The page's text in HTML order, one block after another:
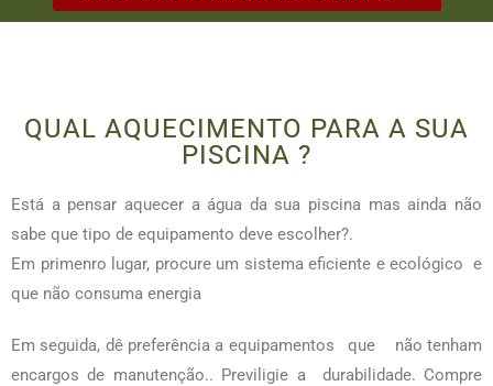
QUAL AQUECIMENTO PARA A SUA
PISCINA ?
Está a pensar aquecer a água da sua piscina mas ainda não
sabe que tipo de equipamento deve escolher?.
Em primenro lugar, procure um sistema eficiente e ecológico e
que não consuma energia
Em seguida, dê preferência a equipamentos que não tenham
encargos de manutenção.. Previligie a durabilidade. Compre